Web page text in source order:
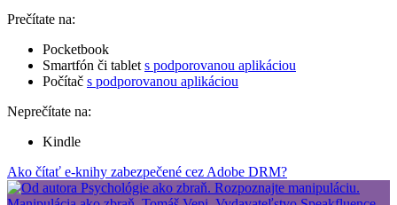
Prečítate na:
Pocketbook
Smartfón či tablet s podporovanou aplikáciou
Počítač s podporovanou aplikáciou
Neprečítate na:
Kindle
Ako čítať e-knihy zabezpečené cez Adobe DRM?